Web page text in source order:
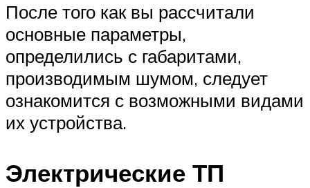
После того как вы рассчитали
основные параметры,
определились с габаритами,
производимым шумом, следует
ознакомится с возможными видами
их устройства.
Электрические ТП